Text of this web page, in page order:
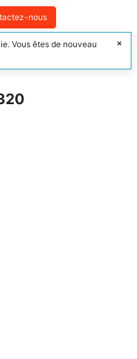
nous
Vous êtes de nouveau